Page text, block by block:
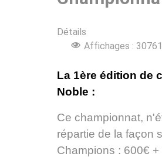
Détails
Affichages : 30761
La 1ère édition de
Noble :
Ce championnat,
répartie de la façon
Champions : 600€